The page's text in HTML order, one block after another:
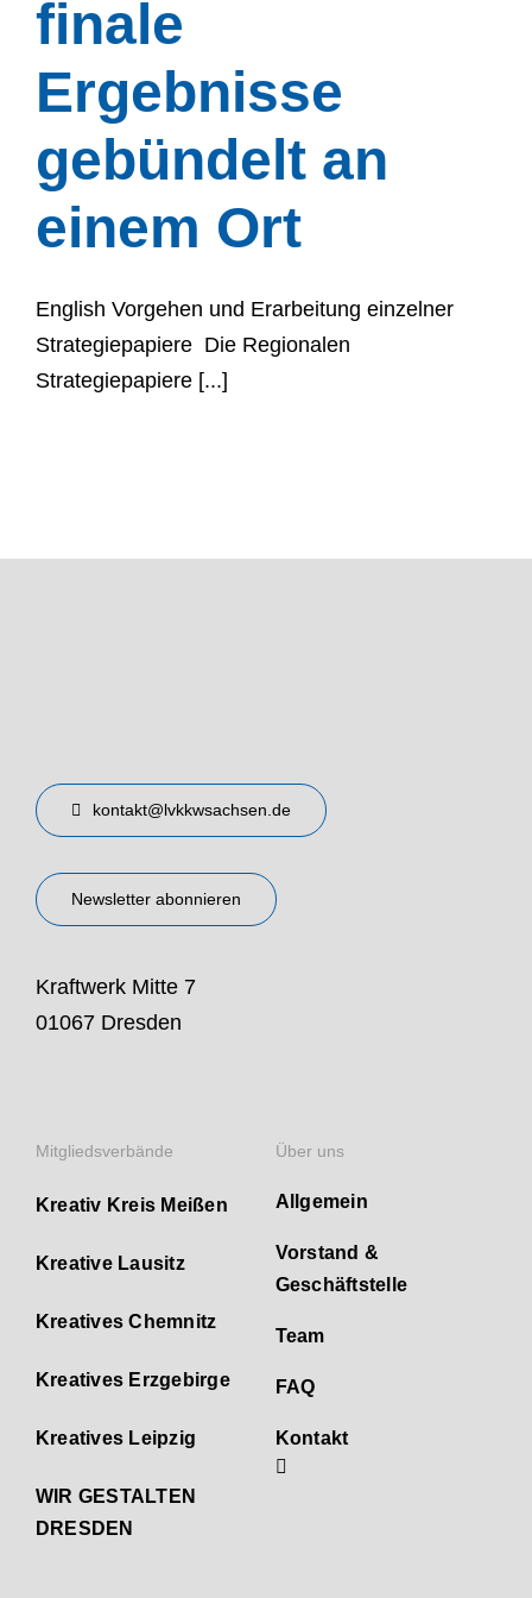
finale
Ergebnisse
gebündelt an
einem Ort
English Vorgehen und Erarbeitung einzelner
Strategiepapiere Die Regionalen
Strategiepapiere [...]
kontakt@lvkkwsachsen.de
Newsletter abonnieren
Kraftwerk Mitte 7
01067 Dresden
Mitgliedsverbände
Kreativ Kreis Meißen
Kreative Lausitz
Kreatives Chemnitz
Kreatives Erzgebirge
Kreatives Leipzig
WIR GESTALTEN
DRESDEN
Über uns
Allgemein
Vorstand &
Geschäftstelle
Team
FAQ
Kontakt